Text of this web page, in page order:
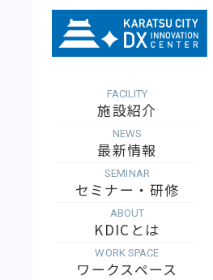
FACILITY
施設紹介
NEWS
最新情報
SEMINAR
セミナー・研修
ABOUT
KDICとは
WORK SPACE
ワークスペース